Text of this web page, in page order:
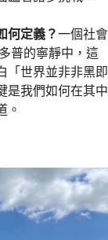
何定義？一個社會
普的寧靜中，這
「世界並非非黑即
是我們如何在其中
。